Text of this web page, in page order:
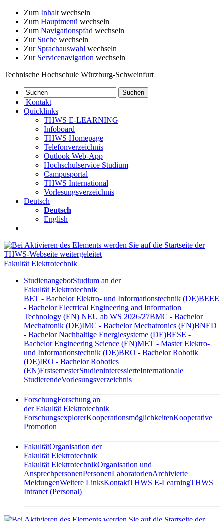
Zum Inhalt wechseln
Zum Hauptmenü wechseln
Zum Navigationspfad wechseln
Zur Suche wechseln
Zur Sprachauswahl wechseln
Zur Servicenavigation wechseln
Technische Hochschule Würzburg-Schweinfurt
Kontakt
Quicklinks
THWS E-LEARNING
Infoboard
THWS Homepage
Telefonverzeichnis
Outlook Web-App
Hochschulservice Studium
Campusportal
THWS International
Vorlesungsverzeichnis
Deutsch
Deutsch
English
Fakultät Elektrotechnik
StudienangebotStudium an der
Fakultät Elektrotechnik
BET - Bachelor Elektro- und Informationstechnik (DE)BEEE
- Bachelor Electrical Engineering and Information
Technology (EN) NEU ab WS 2026/27BMC - Bachelor
Mechatronik (DE)IMC - Bachelor Mechatronics (EN)BNED
- Bachelor Nachhaltige Energiesysteme (DE)BESE -
Bachelor Engineering Science (EN)MET - Master Elektro-
und Informationstechnik (DE)BRO - Bachelor Robotik
(DE)IRO - Bachelor Robotics
(EN)ErstsemesterStudieninteressierteInternationale
StudierendeVorlesungsverzeichnis
ForschungForschung an
der Fakultät Elektrotechnik
ForschungsexplorerKooperationsmöglichkeitenKooperative
Promotion
FakultätOrganisation der
Fakultät Elektrotechnik
Fakultät ElektrotechnikOrganisation und
AnsprechpersonenPersonenLaboratorienArchivierte
MeldungenWeitere LinksKontaktTHWS E-LearningTHWS
Intranet (Personal)